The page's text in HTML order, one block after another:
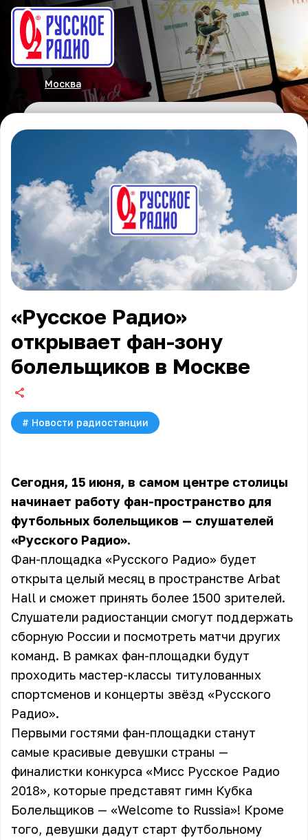
Москва
«Русское Радио»
открывает фан-зону
болельщиков в Москве
# Новости радиостанции
Сегодня, 15 июня, в самом центре столицы
начинает работу фан-пространство для
футбольных болельщиков — слушателей
«Русского Радио».
Фан-площадка «Русского Радио» будет
открыта целый месяц в пространстве Arbat
Hall и сможет принять более 1500 зрителей.
Слушатели радиостанции смогут поддержать
сборную России и посмотреть матчи других
команд. В рамках фан-площадки будут
проходить мастер-классы титулованных
спортсменов и концерты звёзд «Русского
Радио».
Первыми гостями фан-площадки станут
самые красивые девушки страны —
финалистки конкурса «Мисс Русское Радио
2018», которые представят гимн Кубка
Болельщиков — «Welcome to Russia»! Кроме
того, девушки дадут старт футбольному